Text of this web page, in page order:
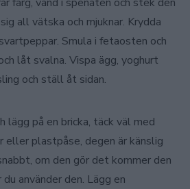
all vätska och mjuknar. Krydda
Smula i fetaosten och
låt svalna. Vispa ägg, yoghurt
och ställ åt sidan.
lägg på en bricka, täck väl med
eller plastpåse, degen är känslig
om den gör det kommer den
använder den. Lägg en